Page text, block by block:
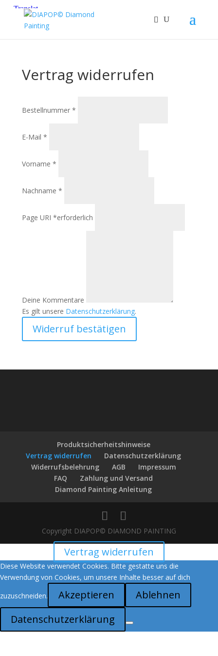
Vertrag widerrufen
Bestellnummer *
E-Mail *
Vorname *
Nachname *
Page URI *erforderlich
Deine Kommentare
Es gilt unsere Datenschutzerklärung.
Widerruf bestätigen
Produktsicherheitshinweise
Vertrag widerrufen
Datenschutzerklärung
Widerrufsbelehrung
AGB
Impressum
FAQ
Zahlung und Versand
Diamond Painting Anleitung
Copyright DIAPOP© DIAMOND PAINTING
Vertrag widerrufen
Diese Website verwendet Cookies. Bitte gestatte uns die
Verwendung von Cookies, um unsere Inhalte besser auf dich
zuzuschneiden.
Akzeptieren
Ablehnen
Datenschutzerklärung